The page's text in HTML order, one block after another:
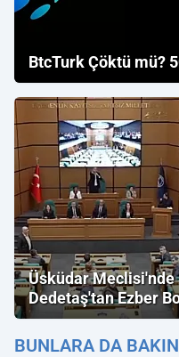
BtcTurk Çöktü mü?
Üsküdar Meclisi'nde
Dedetaş'tan Ezber
"İmamoğlu" Çıkışı!
BUNLARA DA BAKIN